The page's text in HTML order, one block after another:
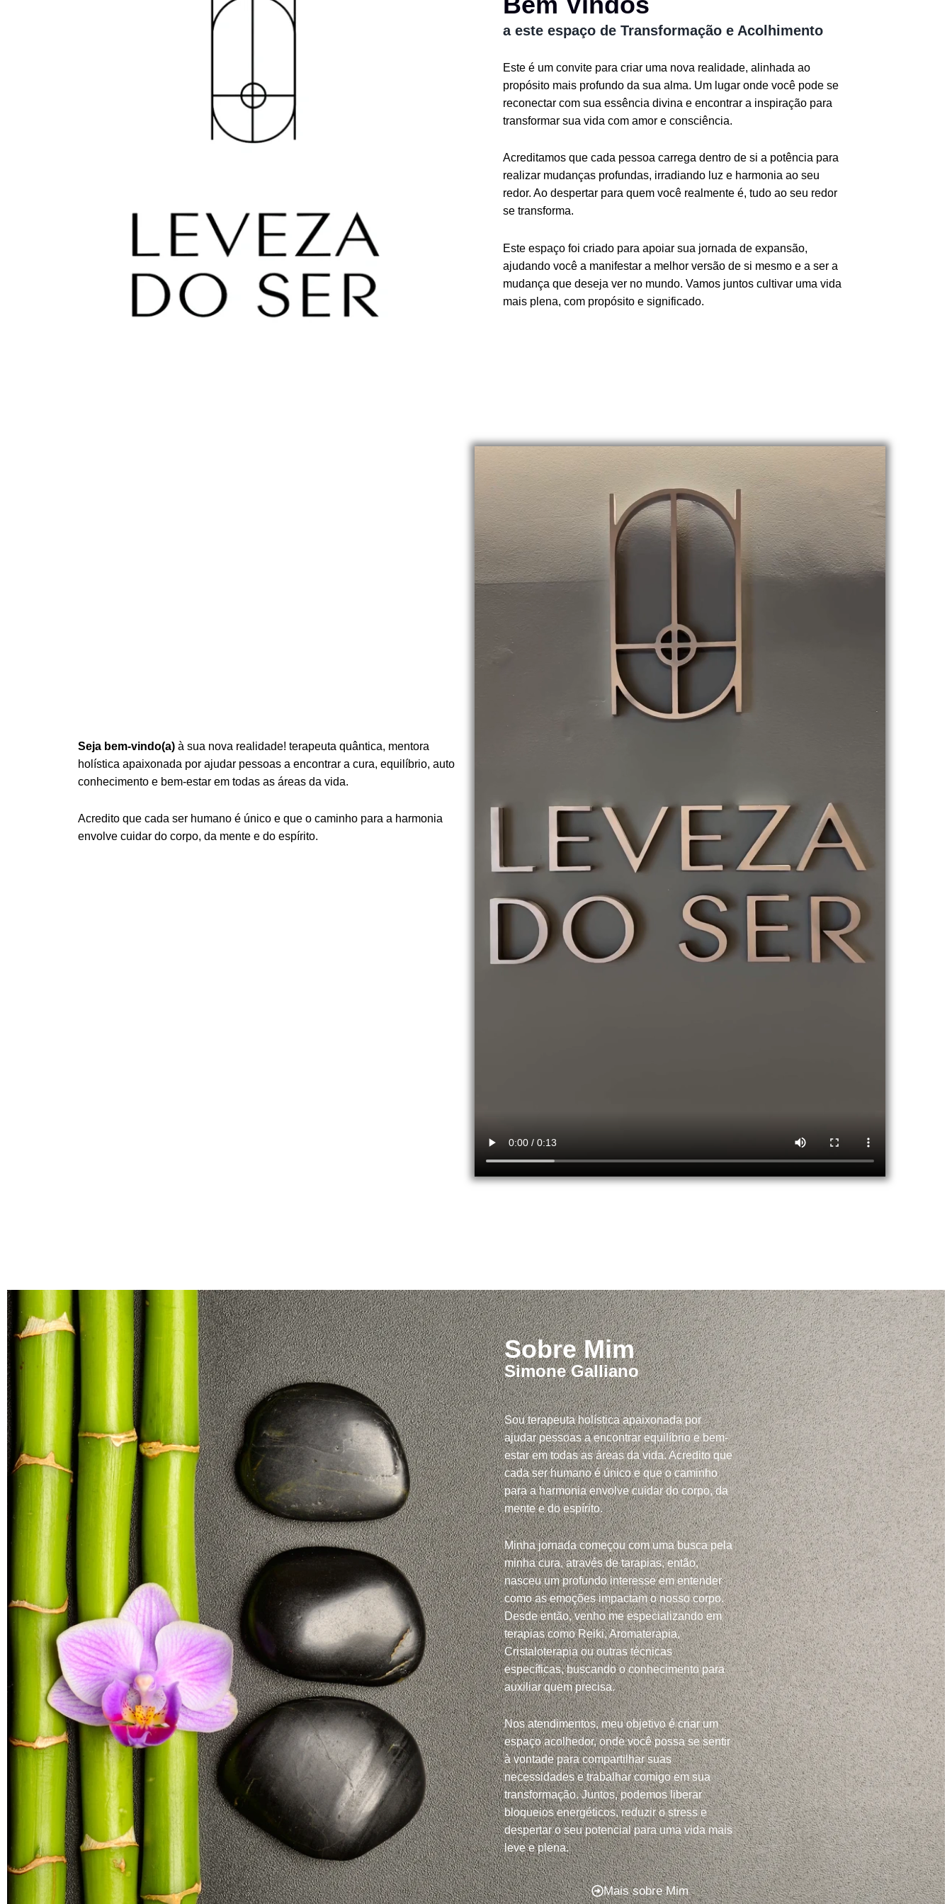
a este espaço de Transformação e Acolhimento
Este é um convite para criar uma nova realidade, alinhada ao
propósito mais profundo da sua alma. Um lugar onde você pode se
reconectar com sua essência divina e encontrar a inspiração para
transformar sua vida com amor e consciência.
Acreditamos que cada pessoa carrega dentro de si a potência para
realizar mudanças profundas, irradiando luz e harmonia ao seu
redor. Ao despertar para quem você realmente é, tudo ao seu redor
se transforma.
Este espaço foi criado para apoiar sua jornada de expansão,
ajudando você a manifestar a melhor versão de si mesmo e a ser a
mudança que deseja ver no mundo. Vamos juntos cultivar uma vida
mais plena, com propósito e significado.
Seja bem-vindo(a) à sua nova realidade! terapeuta quântica, mentora
holística apaixonada por ajudar pessoas a encontrar a cura, equilíbrio, auto
conhecimento e bem-estar em todas as áreas da vida.
Acredito que cada ser humano é único e que o caminho para a harmonia
envolve cuidar do corpo, da mente e do espírito.
Sobre Mim
Simone Galliano
Sou terapeuta holística apaixonada por
ajudar pessoas a encontrar equilíbrio e bem-
estar em todas as áreas da vida. Acredito que
cada ser humano é único e que o caminho
para a harmonia envolve cuidar do corpo, da
mente e do espírito.
Minha jornada começou com uma busca pela
minha cura, através de tarapias, então,
nasceu um profundo interesse em entender
como as emoções impactam o nosso corpo.
Desde então, venho me especializando em
terapias como Reiki, Aromaterapia,
Cristaloterapia ou outras técnicas
específicas, buscando o conhecimento para
auxiliar quem precisa.
Nos atendimentos, meu objetivo é criar um
espaço acolhedor, onde você possa se sentir
à vontade para compartilhar suas
necessidades e trabalhar comigo em sua
transformação. Juntos, podemos liberar
bloqueios energéticos, reduzir o stress e
despertar o seu potencial para uma vida mais
leve e plena.
Mais sobre Mim